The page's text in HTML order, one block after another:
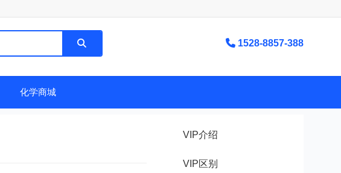
1528-8857-388
化学商城
VIP介绍
VIP区别